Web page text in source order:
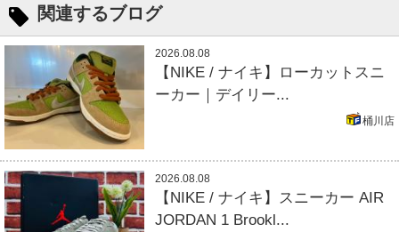
関連するブログ
2026.08.08
【NIKE / ナイキ】ローカットスニ
ーカー｜デイリー...
桶川店
2026.08.08
【NIKE / ナイキ】スニーカー AIR
JORDAN 1 Brookl...